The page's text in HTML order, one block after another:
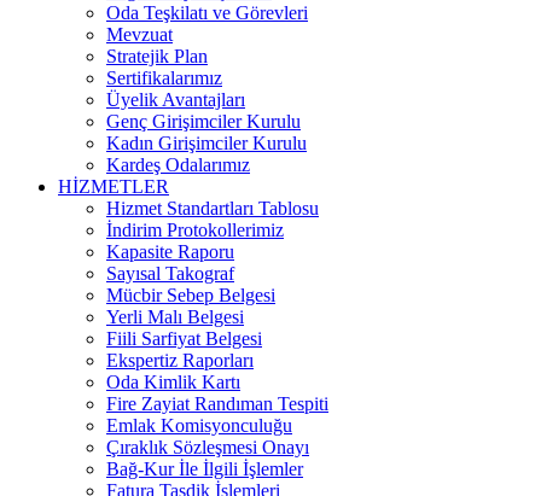
Oda Teşkilatı ve Görevleri
Mevzuat
Stratejik Plan
Sertifikalarımız
Üyelik Avantajları
Genç Girişimciler Kurulu
Kadın Girişimciler Kurulu
Kardeş Odalarımız
HİZMETLER
Hizmet Standartları Tablosu
İndirim Protokollerimiz
Kapasite Raporu
Sayısal Takograf
Mücbir Sebep Belgesi
Yerli Malı Belgesi
Fiili Sarfiyat Belgesi
Ekspertiz Raporları
Oda Kimlik Kartı
Fire Zayiat Randıman Tespiti
Emlak Komisyonculuğu
Çıraklık Sözleşmesi Onayı
Bağ-Kur İle İlgili İşlemler
Fatura Tasdik İşlemleri